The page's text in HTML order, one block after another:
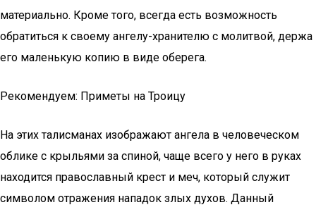
материально. Кроме того, всегда есть возможность
обратиться к своему ангелу-хранителю с молитвой, держа
его маленькую копию в виде оберега.
Рекомендуем: Приметы на Троицу
На этих талисманах изображают ангела в человеческом
облике с крыльями за спиной, чаще всего у него в руках
находится православный крест и меч, который служит
символом отражения нападок злых духов. Данный